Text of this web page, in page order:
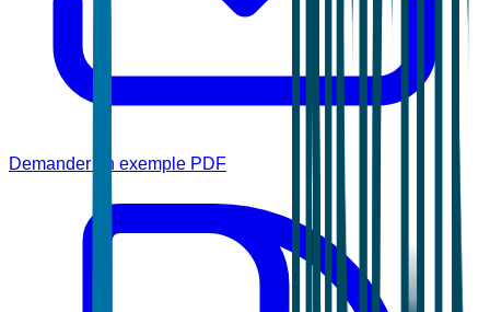
Demander un exemple PDF